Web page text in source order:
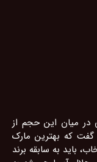
در میان این حجم از
که بهترین مارک
باید به سابقه برند